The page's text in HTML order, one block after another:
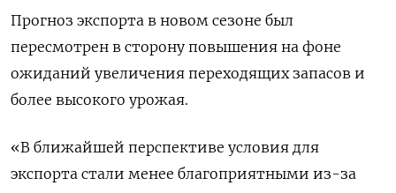
Прогноз экспорта в новом сезоне был
пересмотрен в сторону повышения на фоне
ожиданий увеличения переходящих запасов и
более высокого урожая.
«В ближайшей перспективе условия для
экспорта ​стали менее благоприятными ⁠из-за